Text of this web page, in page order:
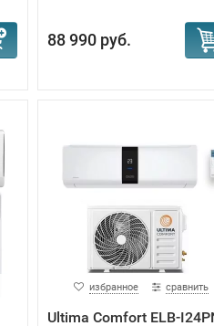
88 990 руб.
избранное сравнить
Ultima Comfort ELB-